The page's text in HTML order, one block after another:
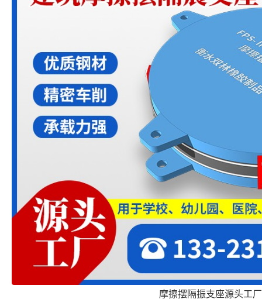
摩擦摆隔振支座源头工厂